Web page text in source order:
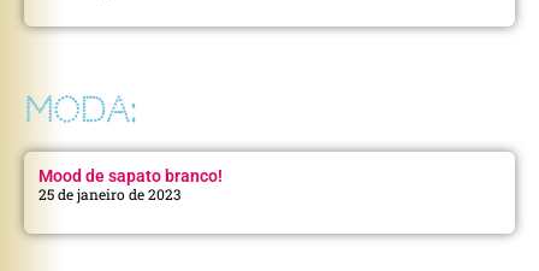
MODA:
Mood de sapato branco!
25 de janeiro de 2023